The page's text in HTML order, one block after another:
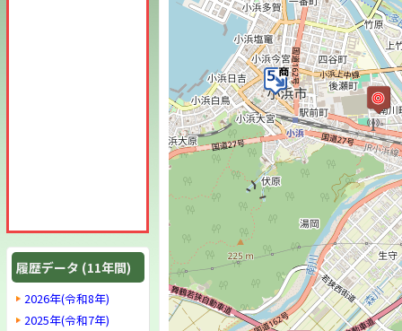
履歴データ (11年間)
2026年(令和8年)
2025年(令和7年)